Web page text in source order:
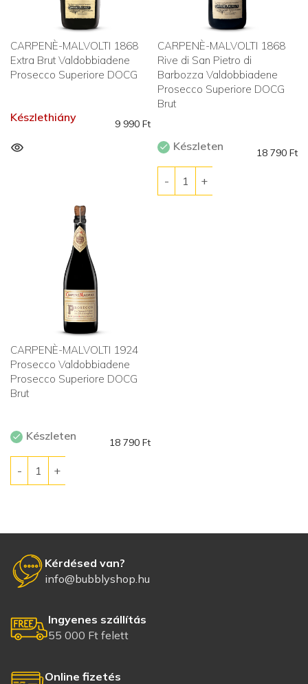
CARPENÈ-MALVOLTI 1868
Extra Brut Valdobbiadene
Prosecco Superiore DOCG
Készlethiány 9 990 Ft
CARPENÈ-MALVOLTI 1868
Rive di San Pietro di
Barbozza Valdobbiadene
Prosecco Superiore DOCG
Brut
Készleten 18 790 Ft
CARPENÈ-MALVOLTI 1924
Prosecco Valdobbiadene
Prosecco Superiore DOCG
Brut
Készleten 18 790 Ft
Kérdésed van?
info@bubblyshop.hu
Ingyenes szállítás
55 000 Ft felett
Online fizetés